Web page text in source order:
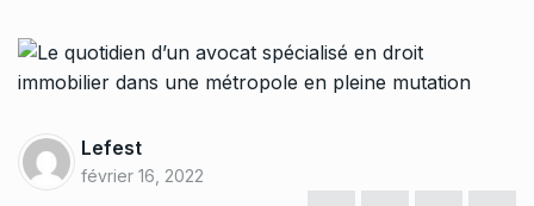
Lefest
février 16, 2022